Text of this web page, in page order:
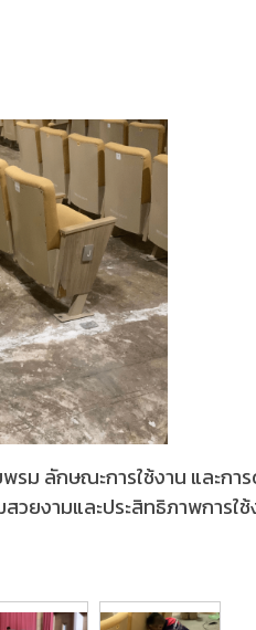
รม ลักษณะการใช้งาน และกา
วยงามและประสิทธิภาพการใ